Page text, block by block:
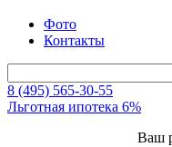
Фото
Контакты
8 (495) 565-30-55
Льготная ипотека 6%
Ваш